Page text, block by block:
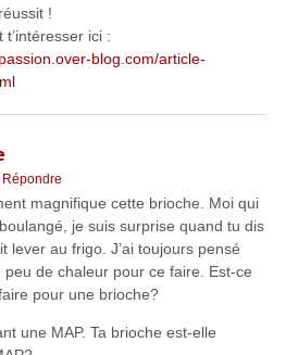
!
t’intéresser ici :
blog.com/article-
Répondre
magnifique cette brioche. Moi qui
boulangé, je suis surprise quand tu dis
lever au frigo. J’ai toujours pensé
peu de chaleur pour ce faire. Est-ce
pour une brioche?
une MAP. Ta brioche est-elle